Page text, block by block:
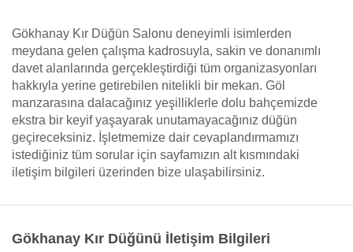
Gökhanay Kır Düğün Salonu deneyimli isimlerden
meydana gelen çalışma kadrosuyla, sakin ve donanımlı
davet alanlarında gerçekleştirdiği tüm organizasyonları
hakkıyla yerine getirebilen nitelikli bir mekan. Göl
manzarasına dalacağınız yeşilliklerle dolu bahçemizde
ekstra bir keyif yaşayarak unutamayacağınız düğün
geçireceksiniz. İşletmemize dair cevaplandırmamızı
istediğiniz tüm sorular için sayfamızın alt kısmındaki
iletişim bilgileri üzerinden bize ulaşabilirsiniz.
Gökhanay Kır Düğünü İletişim Bilgileri